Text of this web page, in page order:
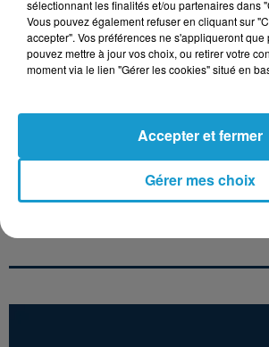
TITRES DIFFUSÉS
sélectionnant les finalités et/ou partenaires dans
Vous pouvez également refuser en cliquant sur
accepter". Vos préférences ne s'appliqueront que
pouvez mettre à jour vos choix, ou retirer votre
moment via le lien "Gérer les cookies" situé en
Gérer mes choix
Accepter et fermer